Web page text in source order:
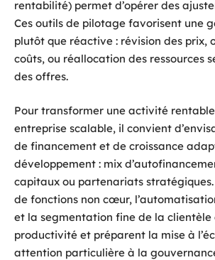
rentabilité) permet d’opérer des
Ces outils de pilotage favorisent une
plutôt que réactive : révision des prix,
coûts, ou réallocation des ressources
des offres.
Pour transformer une activité
entreprise scalable, il convient
de financement et de croissance
développement : mix
capitaux ou partenariats stratégiques.
de fonctions non cœur,
et la segmentation fine de la
productivité et préparent la mise à
attention particulière à la